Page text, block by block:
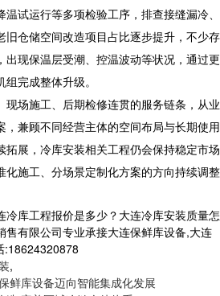
试运行等多项检验工序，排查接缝漏冷、
旧仓储空间改造项目占比逐步提升，不少存
出现保温层受潮、控温波动等状况，通过更
完成整体升级。
现场施工、后期检修连贯的服务链条，从业
，兼顾不同经营主体的空间布局与长期使用
拓展，冷库安装相关工程仍会保持稳定市场
化施工、分场景定制化方案的方向持续调整
冷库工程报价是多少？大连冷库安装质量怎
售有限公司专业承接大连保鲜库设备,大连
:18624320878
,
鲜库设备迈向智能集成化发展